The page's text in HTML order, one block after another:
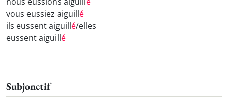
vous eussiez aiguillé
ils eussent aiguillé/elles
eussent aiguillé
Subjonctif